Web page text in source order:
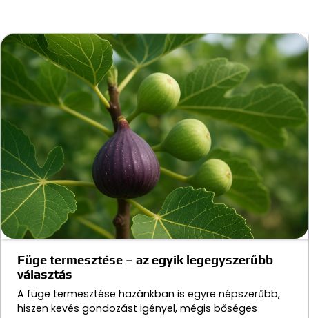
Füge termesztése – az egyik legegyszerűbb
választás
A füge termesztése hazánkban is egyre népszerűbb,
hiszen kevés gondozást igényel, mégis bőséges